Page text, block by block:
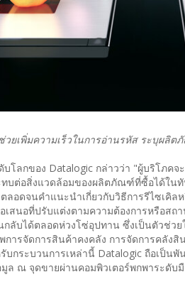
วยเพิ่มความเร็วในการอ่านรหัส ระบุผลิ
โลกของ Datalogic กล่าวว่า "ผู้บริโภ
บต่อสิ่งแวดล้อมของผลิตภัณฑ์ที่ซื้อได้ใน
อดจนคำแนะนำเกี่ยวกับวิธีการรีไซเคิ
สนอที่ปรับแต่งตามความต้องการหรือสถ
ลับได้ตลอดห่วงโซ่อุปทาน ซึ่งเป็นตัวช่ว
ารจัดการสินค้าคงคลัง การจัดการคลัง
รับกระบวนการเหล่านี้ Datalogic ถือเป็
ล ณ จุดขายผ่านคอมพิวเตอร์พกพาระดับ